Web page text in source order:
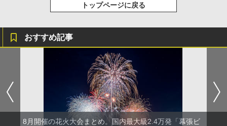
トップページに戻る
おすすめ記事
8月開催の花火大会まとめ。国内最大級2.4万発「幕張ビ